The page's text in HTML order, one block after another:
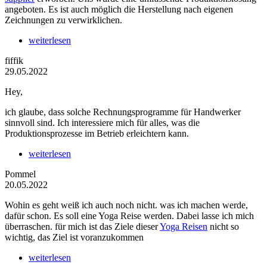
angeboten. Es ist auch möglich die Herstellung nach eigenen
Zeichnungen zu verwirklichen.
weiterlesen
fiffik
29.05.2022
Hey,
ich glaube, dass solche Rechnungsprogramme für Handwerker
sinnvoll sind. Ich interessiere mich für alles, was die
Produktionsprozesse im Betrieb erleichtern kann.
weiterlesen
Pommel
20.05.2022
Wohin es geht weiß ich auch noch nicht. was ich machen werde,
dafür schon. Es soll eine Yoga Reise werden. Dabei lasse ich mich
überraschen. für mich ist das Ziele dieserYoga Reisen nicht so
wichtig, das Ziel ist voranzukommen
weiterlesen